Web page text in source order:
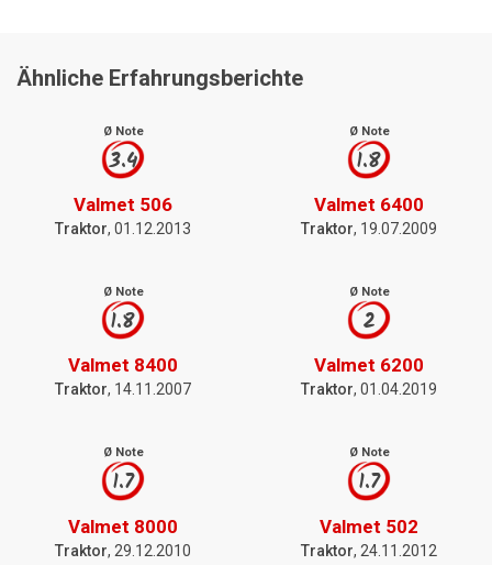
Ähnliche Erfahrungsberichte
Ø Note
3.4
Valmet 506
Traktor, 01.12.2013
Ø Note
1.8
Valmet 6400
Traktor, 19.07.2009
Ø Note
1.8
Valmet 8400
Traktor, 14.11.2007
Ø Note
2
Valmet 6200
Traktor, 01.04.2019
Ø Note
1.7
Valmet 8000
Traktor, 29.12.2010
Ø Note
1.7
Valmet 502
Traktor, 24.11.2012